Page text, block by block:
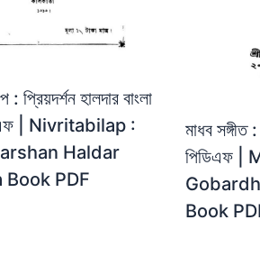
: প্রিয়দর্শন হালদার বাংলা
| Nivritabilap :
Haldar
Book PDF
মাধব সঙ্গীত
পিডিএফ |
Book